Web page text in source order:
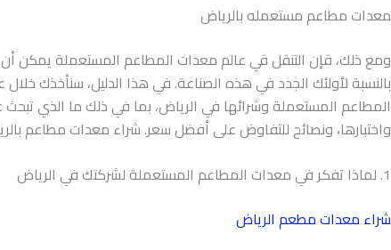
معدات مطاعم مستعمله بالرياض
ومع ذلك، فإن التنقل في عالم معدات المطاعم المستعملة يمكن
بالنسبة لأولئك الجدد في هذه الصناعة. في هذا الدليل، سنأخذك
المطاعم المستعملة وشرائها في الرياض، بما في ذلك ما الذي
واختبارها، ونصائح للتفاوض على أفضل سعر. شراء معدات مطاعم
1. لماذا تفكر في معدات المطاعم المستعملة لشركتك في الرياض
شراء معدات مطعم الرياض